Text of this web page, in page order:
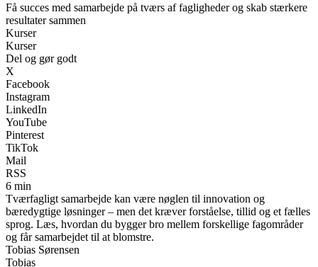
Få succes med samarbejde på tværs af fagligheder og skab stærkere
resultater sammen
Kurser
Kurser
Del og gør godt
X
Facebook
Instagram
LinkedIn
YouTube
Pinterest
TikTok
Mail
RSS
6 min
Tværfagligt samarbejde kan være nøglen til innovation og
bæredygtige løsninger – men det kræver forståelse, tillid og et fælles
sprog. Læs, hvordan du bygger bro mellem forskellige fagområder
og får samarbejdet til at blomstre.
Tobias Sørensen
Tobias